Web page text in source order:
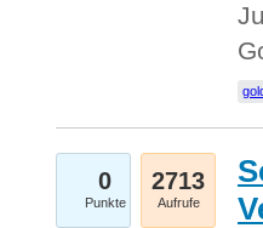
0
Punkte
2713
Aufrufe